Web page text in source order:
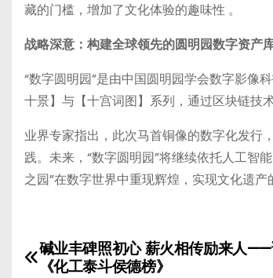
藏的门槛，增加了文化体验的趣味性 。
战略深意：构建全球领先的圆明园数字资产
“数字圆明园”是由中国圆明园学会数字影像
十景】与【十宫词图】系列，通过区块链技
业界专家指出，此次马首铜像的数字化发行
践。未来，“数字圆明园”将继续依托人工智
之园”在数字世界中重现辉煌，实现文化遗产
文碱业丰碑照初心 薪火相传励来人
《化工泰斗侯德榜》